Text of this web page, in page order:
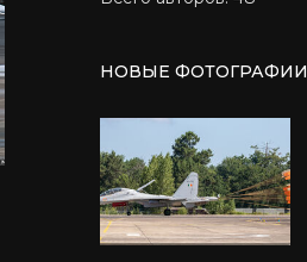
НОВЫЕ ФОТОГРАФИИ